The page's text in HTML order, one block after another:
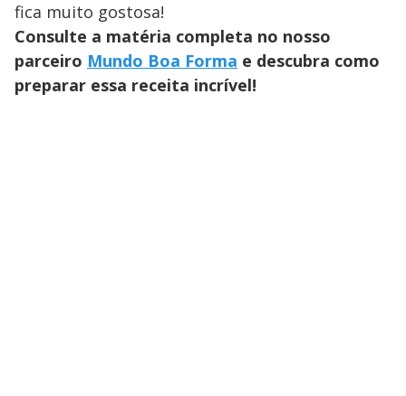
fica muito gostosa!
Consulte a matéria completa no nosso
parceiro Mundo Boa Forma e descubra como
preparar essa receita incrível!